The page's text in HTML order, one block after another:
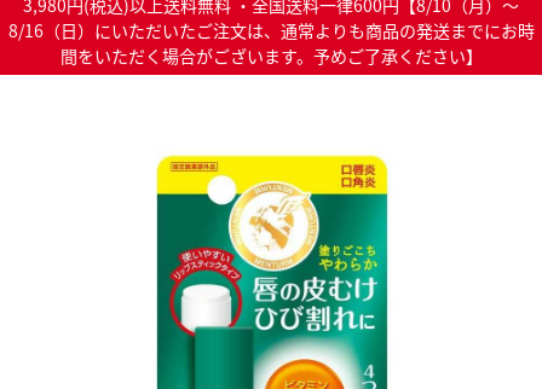
8/16（日）にいただいたご注文は、通常よりも商品の発送までにお時
間をいただく場合がございます。予めご了承ください】